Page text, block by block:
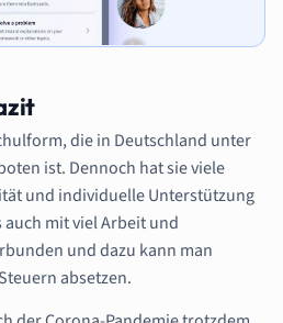
die in Deutschland unter
ist. Dennoch hat sie viele
und individuelle Unterstützung
mit viel Arbeit und
und dazu kann man
absetzen.